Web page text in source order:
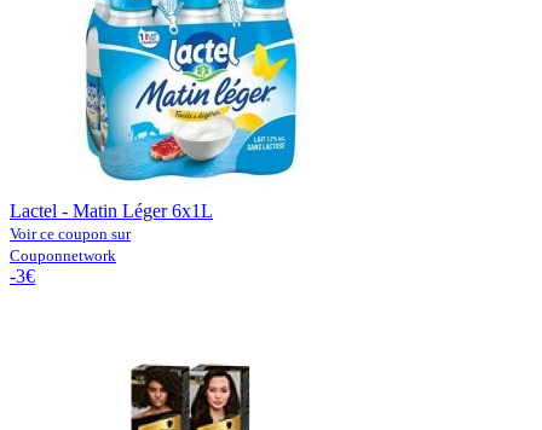
Lactel - Matin Léger 6x1L
Voir ce coupon sur
Couponnetwork
-3€